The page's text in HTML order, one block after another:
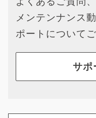
メンテンナンス
ポートについて
サポ